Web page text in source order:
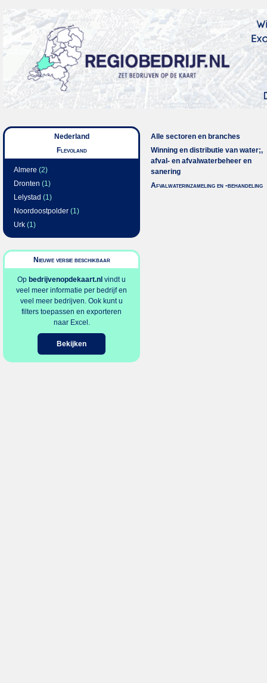
Nederland
Flevoland
Almere (2)
Dronten (1)
Lelystad (1)
Noordoostpolder (1)
Urk (1)
Nieuwe versie beschikbaar
Op bedrijvenopdekaart.nl vindt u
veel meer informatie per bedrijf en
veel meer bedrijven. Ook kunt u
filters toepassen en exporteren
naar Excel.
Bekijken
Alle sectoren en branches
Winning en distributie van water;,
afval- en afvalwaterbeheer en
sanering
Afvalwaterinzameling en -behandeling